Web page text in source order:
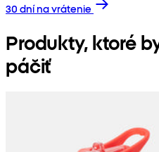
30 dní na vrátenie
Produkty, ktoré
páčiť